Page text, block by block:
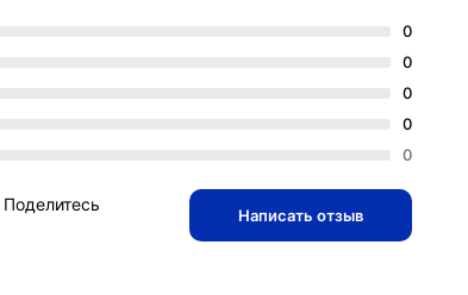
0
0
0
0
0
Поделитесь
Написать отзыв